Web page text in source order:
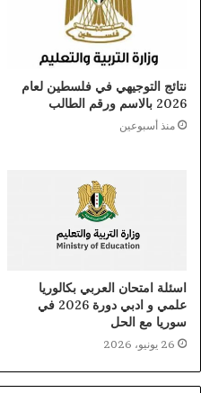
نتائج التوجيهي في فلسطين لعام
2026 بالاسم ورقم الطالب
منذ أسبوعين
اسئلة امتحان العربي بكالوريا
علمي و ادبي دورة 2026 في
سوريا مع الحل
26 يونيو، 2026